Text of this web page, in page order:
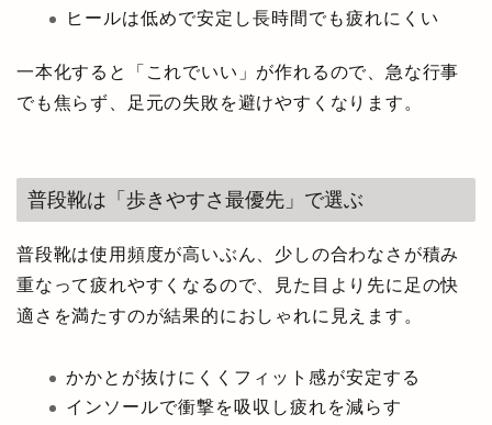
ヒールは低めで安定し長時間でも疲れにくい
一本化すると「これでいい」が作れるので、急な行事
でも焦らず、足元の失敗を避けやすくなります。
普段靴は「歩きやすさ最優先」で選ぶ
普段靴は使用頻度が高いぶん、少しの合わなさが積み
重なって疲れやすくなるので、見た目より先に足の快
適さを満たすのが結果的におしゃれに見えます。
かかとが抜けにくくフィット感が安定する
インソールで衝撃を吸収し疲れを減らす